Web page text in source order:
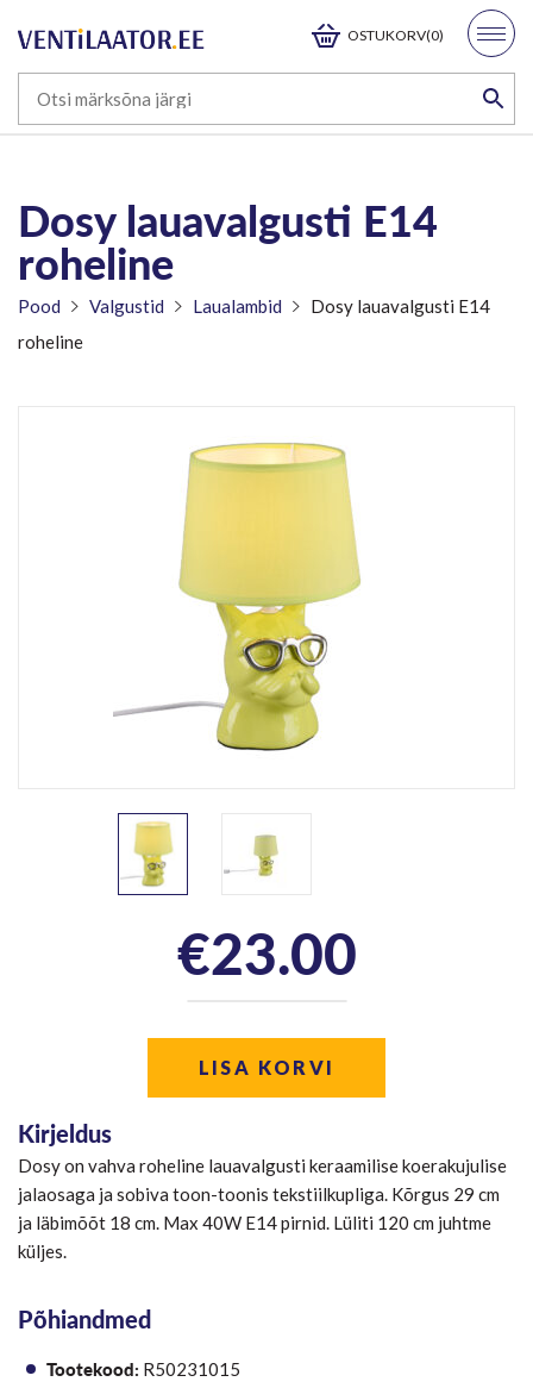
OSTUKORV(0)
Dosy lauavalgusti E14
roheline
Pood Valgustid Laualambid
Dosy lauavalgusti E14
roheline
Kirjeldus
Dosy on vahva roheline lauavalgusti keraamilise koerakujulise
jalaosaga ja sobiva toon-toonis tekstiilkupliga. Kõrgus 29 cm
ja läbimõõt 18 cm. Max 40W E14 pirnid. Lüliti 120 cm juhtme
küljes.
Põhiandmed
Tootekood: R50231015
€23.00
LISA KORVI